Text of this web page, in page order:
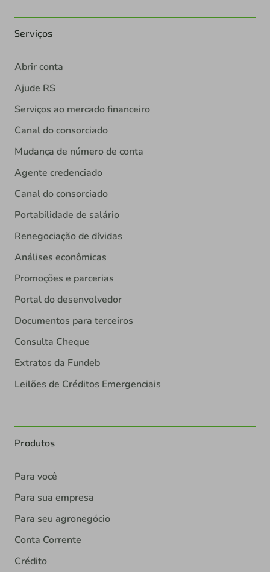
Serviços
Abrir conta
Ajude RS
Serviços ao mercado financeiro
Canal do consorciado
Mudança de número de conta
Agente credenciado
Canal do consorciado
Portabilidade de salário
Renegociação de dívidas
Análises econômicas
Promoções e parcerias
Portal do desenvolvedor
Documentos para terceiros
Consulta Cheque
Extratos da Fundeb
Leilões de Créditos Emergenciais
Produtos
Para você
Para sua empresa
Para seu agronegócio
Conta Corrente
Crédito